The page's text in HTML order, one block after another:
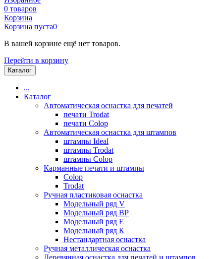
0 товаров
Корзина
Корзина пуста0
В вашей корзине ещё нет товаров.
Перейти в корзину
Каталог
...
Каталог
Автоматическая оснастка для печатей
печати Trodat
печати Colop
Автоматическая оснастка для штампов
штампы Ideal
штампы Trodat
штампы Colop
Карманные печати и штампы
Colop
Trodat
Ручная пластиковая оснастка
Модельный ряд V
Модельный ряд ВР
Модельный ряд Е
Модельный ряд К
Нестандартная оснастка
Ручная металлическая оснастка
Деревянная оснастка для печатей и штампов